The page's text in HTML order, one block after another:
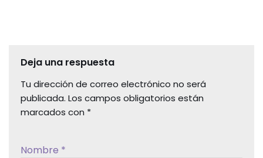
Deja una respuesta
Tu dirección de correo electrónico no será
publicada. Los campos obligatorios están
marcados con *
Nombre *